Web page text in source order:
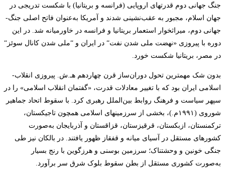
جنگ­ جهانی ­دوم قدرت­های اروپایی (فرانسه و بریتانیا) با شکست تدریجی در
جهان­ اسلام، مجبور به عقب‌نشینی شدند و آمریکا به‌عنوان فاتح اصلی جنگ­
جهانی ­دوم، میراث­خوار استعمار بریتانیا و فرانسه در خاورمیانه شد. در این
دوره با پیروزی «نهضت ملی ­شدن­ نفت“ در ایران و “ملی­ شدن کانال­ سوئز “
در مصر، بریتانیا شکست خورد.
بدون ­شک مهم­ترین تحول دوران‌ساز قرن ­چهاردهم­ هـ.ش. پیروزی انقلاب­
اسلامی ­ایران بود که با تغییر معادلات قدرت، «گفتمان انقلاب ­اسلامی» را در
سپهر سیاست و فرهنگ روابط بین‌الملل رهبری کرد. با سقوط اتحاد جماهیر
شوروی ( ۱۹۹۱ م.)، بخشی از سرزمین­های ­اسلامی همچون تاجیکستان،
ترکمنستان، ازبکستان، قرقیزستان، قزاقستان و آذربایجان به‌صورت
کشورهای­ مستقل در آسیای­ میانه و قفقاز ظهور یافتند. در بالکان نیز طی
جنگی خونین و وحشتناک؛ سرزمین بوسنی و هرزگوین با رنج بسیار
به‌صورت کشوری مستقل از بطن سقوط بلوک­ شرق سر برآورد.